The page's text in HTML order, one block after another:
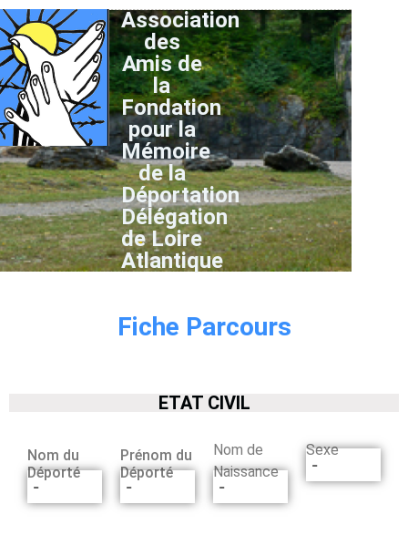
Association
des
Amis de
la
Fondation
pour la
Mémoire
de la
Déportation
Délégation
de Loire
Atlantique
Fiche Parcours
ETAT CIVIL
Nom du
Déporté
-
Prénom du
Déporté
-
Nom de
Naissance
-
Sexe
-